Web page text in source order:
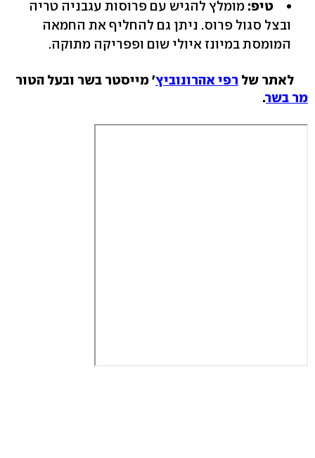
טיפ: מומלץ להגיש עם פרוסות עגבניה טריה
ובצל סגול פרוס. ניתן גם להחליף את החמאה
המומסת במיונז איולי שום ופפריקה מתוקה.
לאתר של רפי אהרונוביץ' מייסטר בשר ובעל הטור
מר בשר.